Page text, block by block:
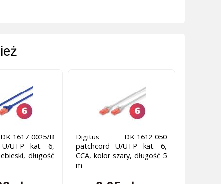
1617-0025/B
U/UTP kat. 6,
długość
Digitus DK-1612-050
patchcord U/UTP kat. 6,
CCA, kolor szary, długość 5
m